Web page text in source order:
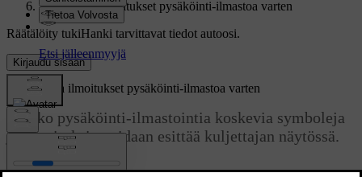
Symbolit ja ilmoitukset pysäköinti-ilmastoa varten
Räätälöity tukiHanki tarvittavat tiedot autoosi.
Kirjaudu sisään
Päivitetty 03.02.2025
Symbolit ja ilmoitukset pysäköinti-ilmastoa varten
Joukko pysäköinti-ilmastointia koskevia symboleja
ja ilmoituksia voidaan esittää kuljettajan näytössä.